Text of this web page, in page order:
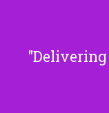
Delivering